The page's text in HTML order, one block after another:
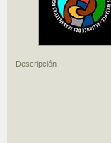
Descripción